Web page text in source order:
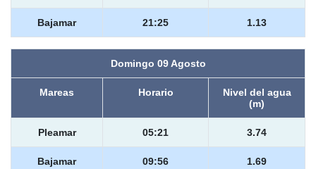
Bajamar 21:25 1.13
Domingo 09 Agosto
Mareas Horario
Nivel del agua
(m)
Pleamar 05:21 3.74
Bajamar 09:56 1.69